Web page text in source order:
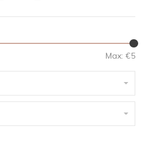
Max: €5